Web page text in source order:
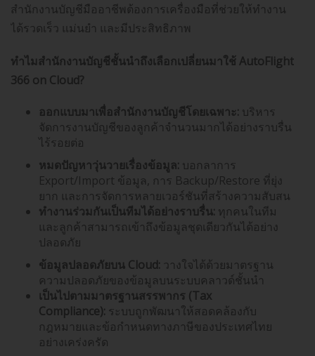
สำนักงานบัญชีมืออาชีพต้องการเครื่องมือที่ช่วยให้ทำงาน
ได้รวดเร็ว แม่นยำ และมีประสิทธิภาพ
ทำไมสำนักงานบัญชีชั้นนำถึงเลือกเปลี่ยนมาใช้AutoFlight
366 on Cloud?
ออกแบบมาเพื่อสำนักงานบัญชีโดยเฉพาะ: บริหาร
จัดการงานบัญชีของลูกค้าจำนวนมากได้อย่างราบรื่น
ไร้รอยต่อ
หมดปัญหาวุ่นวายเรื่องข้อมูล: บอกลาการ
Export/Import ข้อมูล, การ Backup/Restore ที่ยุ่ง
ยาก และการจัดการหลายเวอร์ชันที่สร้างความสับสน
ทำงานร่วมกันเป็นทีมได้อย่างราบรื่น: ทุกคนในทีม
และลูกค้าสามารถเข้าถึงข้อมูลชุดเดียวกันได้อย่าง
ปลอดภัย
ข้อมูลปลอดภัยบน Cloud: วางใจได้ด้วยมาตรฐาน
ความปลอดภัยของข้อมูลบนระบบคลาวด์ชั้นนำ
เป็นไปตามมาตรฐานสรรพากร (Tax
Compliance): ระบบถูกพัฒนาให้สอดคล้องกับ
กฎหมายและข้อกำหนดทางภาษีของประเทศไทย
อย่างเคร่งครัด